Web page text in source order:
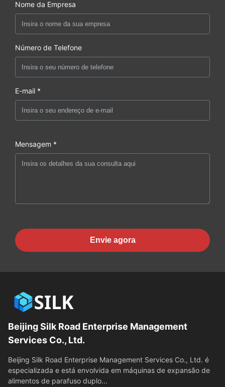
Nome da Empresa
Número de Telefone
E-mail *
Mensagem *
Envie agora
Beijing Silk Road Enterprise Management
Services Co., Ltd.
Beijing Silk Road Enterprise Management Services Co., Ltd. é
especializada e está envolvida em máquinas de expansão de
alimentos de parafuso duplo...